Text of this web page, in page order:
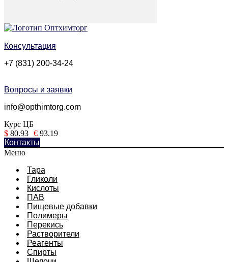
Консультация
+7 (831) 200-34-24
Вопросы и заявки
info@opthimtorg.com
Курс ЦБ
$ 80.93 € 93.19
Контакты
Меню
Тара
Гликоли
Кислоты
ПАВ
Пищевые добавки
Полимеры
Перекись
Растворители
Реагенты
Спирты